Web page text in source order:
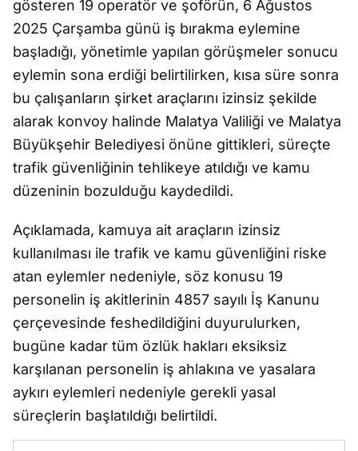
gösteren 19 operatör ve şoförün, 6 Ağustos
2025 Çarşamba günü iş bırakma eylemine
başladığı, yönetimle yapılan görüşmeler sonucu
eylemin sona erdiği belirtilirken, kısa süre sonra
bu çalışanların şirket araçlarını izinsiz şekilde
alarak konvoy halinde Malatya Valiliği ve Malatya
Büyükşehir Belediyesi önüne gittikleri, süreçte
trafik güvenliğinin tehlikeye atıldığı ve kamu
düzeninin bozulduğu kaydedildi.
Açıklamada, kamuya ait araçların izinsiz
kullanılması ile trafik ve kamu güvenliğini riske
atan eylemler nedeniyle, söz konusu 19
personelin iş akitlerinin 4857 sayılı İş Kanunu
çerçevesinde feshedildiğini duyurulurken,
bugüne kadar tüm özlük hakları eksiksiz
karşılanan personelin iş ahlakına ve yasalara
aykırı eylemleri nedeniyle gerekli yasal
süreçlerin başlatıldığı belirtildi.